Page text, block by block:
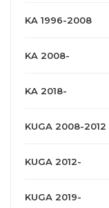
KA 1996-2008
KA 2008-
KA 2018-
KUGA 2008-2012
KUGA 2012-
KUGA 2019-